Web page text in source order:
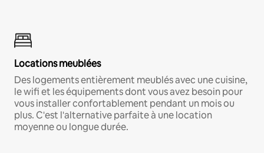
Locations meublées
Des logements entièrement meublés avec une cuisine,
le wifi et les équipements dont vous avez besoin pour
vous installer confortablement pendant un mois ou
plus. C'est l'alternative parfaite à une location
moyenne ou longue durée.